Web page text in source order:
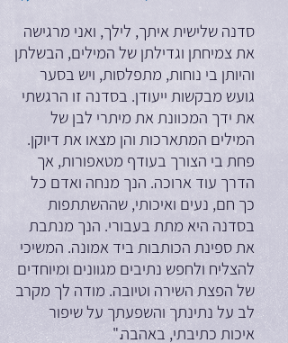
סדנה שלישית איתך, לילך, ואני מרגישה
את צמיחתן וגדילתן של המילים, הבשלתן
והיותן בי נוחות, מתפלסות, ויש בסער
גועש מבקשות ייעודן. בסדנה זו הרגשתי
את ידך המכוונת את מיתרי לבן של
המילים המתארכות והן מצאו את דיוקן.
פחת בי הצורך בעודף מטאפורות, אך
הדרך עוד ארוכה. הנך מנחה ואדם כל
כך חם, נעים ואיכותי, שההשתתפות
בסדנה היא מתת בעבורי. הנך מנתבת
את ספינת הכותבות ביד אמונה. המשיכי
להצליח ולחפש נתיבים מגוונים ומיוחדים
של הפצת השירה וטיובה. מודה לך מקרב
לב על נתינתך והשפעתך על שיפור
איכות כתיבתי, באהבה."